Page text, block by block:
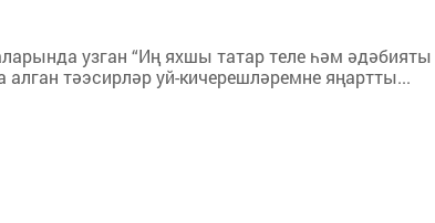
узган “Иң яхшы татар теле һәм әдәбияты
тәэсирләр уй-кичерешләремне яңартты...